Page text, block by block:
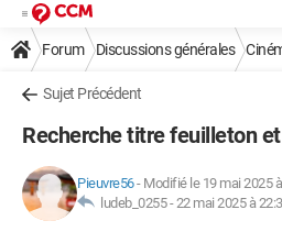
Forum Discussions générales
Sujet Précédent
Recherche titre feuilleton
Pieuvre56- Modifié le 19 mai 2025
ludeb_0255 -22 mai 2025 à